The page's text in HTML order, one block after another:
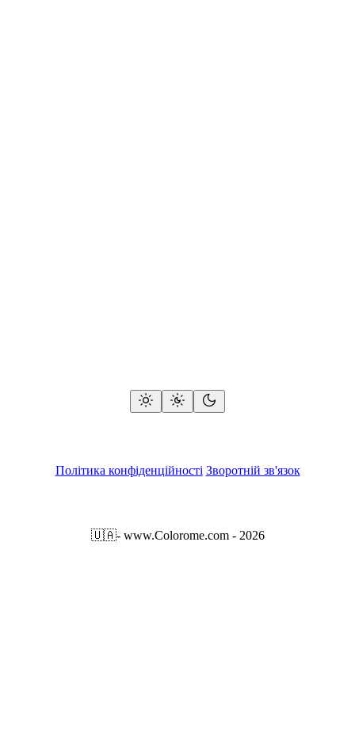
Політика конфіденційності Зворотній зв'язок
🇺🇦- www.Colorome.com - 2026